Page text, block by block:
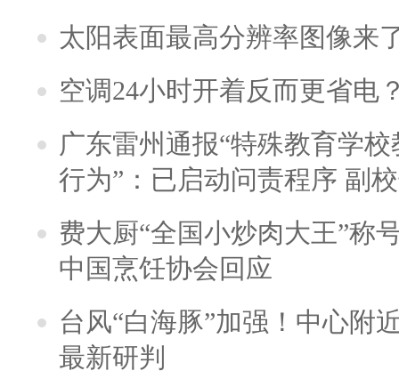
太阳表面最高分辨率图像来
空调24小时开着反而更省电
广东雷州通报“特殊教育学
行为”：已启动问责程序 副
费大厨“全国小炒肉大王”称
中国烹饪协会回应
台风“白海豚”加强！中心附
最新研判